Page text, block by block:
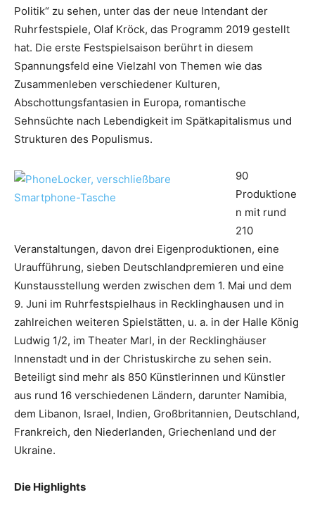
Politik“ zu sehen, unter das der neue Intendant der
Ruhrfestspiele, Olaf Kröck, das Programm 2019 gestellt
hat. Die erste Festspielsaison berührt in diesem
Spannungsfeld eine Vielzahl von Themen wie das
Zusammenleben verschiedener Kulturen,
Abschottungsfantasien in Europa, romantische
Sehnsüchte nach Lebendigkeit im Spätkapitalismus und
Strukturen des Populismus.
90
Produktione
n mit rund
210
Veranstaltungen, davon drei Eigenproduktionen, eine
Uraufführung, sieben Deutschlandpremieren und eine
Kunstausstellung werden zwischen dem 1. Mai und dem
9. Juni im Ruhrfestspielhaus in Recklinghausen und in
zahlreichen weiteren Spielstätten, u. a. in der Halle König
Ludwig 1/2, im Theater Marl, in der Recklinghäuser
Innenstadt und in der Christuskirche zu sehen sein.
Beteiligt sind mehr als 850 Künstlerinnen und Künstler
aus rund 16 verschiedenen Ländern, darunter Namibia,
dem Libanon, Israel, Indien, Großbritannien, Deutschland,
Frankreich, den Niederlanden, Griechenland und der
Ukraine.
Die Highlights